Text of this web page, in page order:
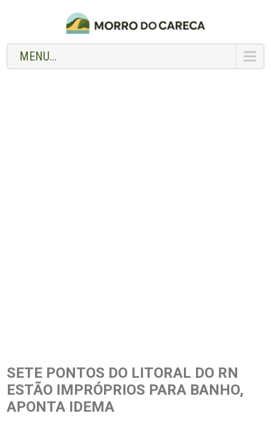
MENU...
SETE PONTOS DO LITORAL DO RN
ESTÃO IMPRÓPRIOS PARA BANHO,
APONTA IDEMA